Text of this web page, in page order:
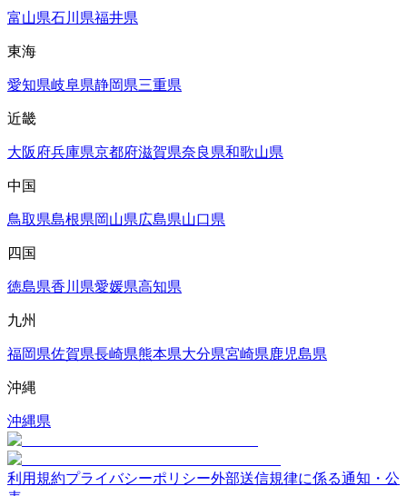
富山県石川県福井県
東海
愛知県岐阜県静岡県三重県
近畿
大阪府兵庫県京都府滋賀県奈良県和歌山県
中国
鳥取県島根県岡山県広島県山口県
四国
徳島県香川県愛媛県高知県
九州
福岡県佐賀県長崎県熊本県大分県宮崎県鹿児島県
沖縄
沖縄県
利用規約プライバシーポリシー外部送信規律に係る通知・公